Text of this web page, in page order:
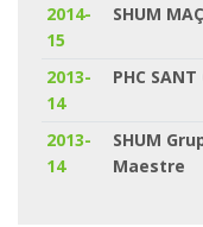
2014-
15
SHUM
2013-
14
PHC SANT
2013-
14
SHUM
Maestre